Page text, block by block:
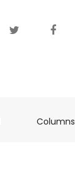
(current)Columns